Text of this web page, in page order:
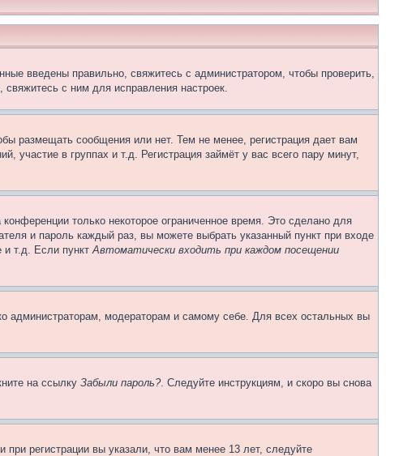
введены правильно, свяжитесь с администратором, чтобы проверить,
с ним для исправления настроек.
размещать сообщения или нет. Тем не менее, регистрация дает вам
в группах и т.д. Регистрация займёт у вас всего пару минут,
только некоторое ограниченное время. Это сделано для
и пароль каждый раз, вы можете выбрать указанный пункт при входе
и т.д. Если пунктАвтоматически входить при каждом посещении
администраторам, модераторам и самому себе. Для всех остальных вы
на ссылку Забыли пароль?. Следуйте инструкциям, и скоро вы снова
регистрации вы указали, что вам менее 13 лет, следуйте